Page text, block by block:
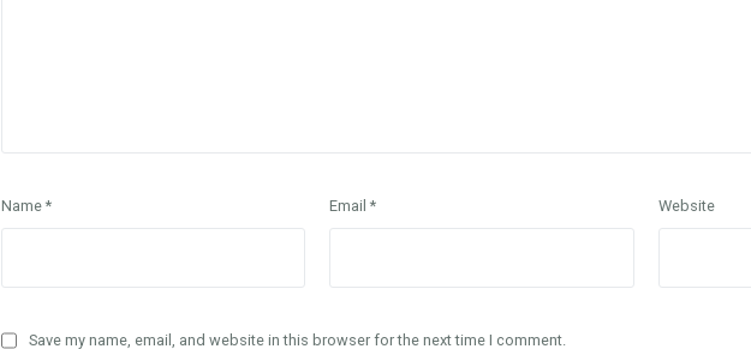
Name * Email* Website
Save my name, email, and website in this browser for the next time I comment.